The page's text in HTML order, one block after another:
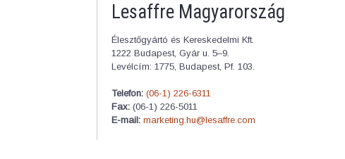
Lesaffre Magyarország
Élesztőgyártó és Kereskedelmi Kft.
1222 Budapest, Gyár u. 5–9.
Levélcím: 1775, Budapest, Pf. 103.
Telefon: (06-1) 226-6311
Fax: (06-1) 226-5011
E-mail: marketing.hu@lesaffre.com